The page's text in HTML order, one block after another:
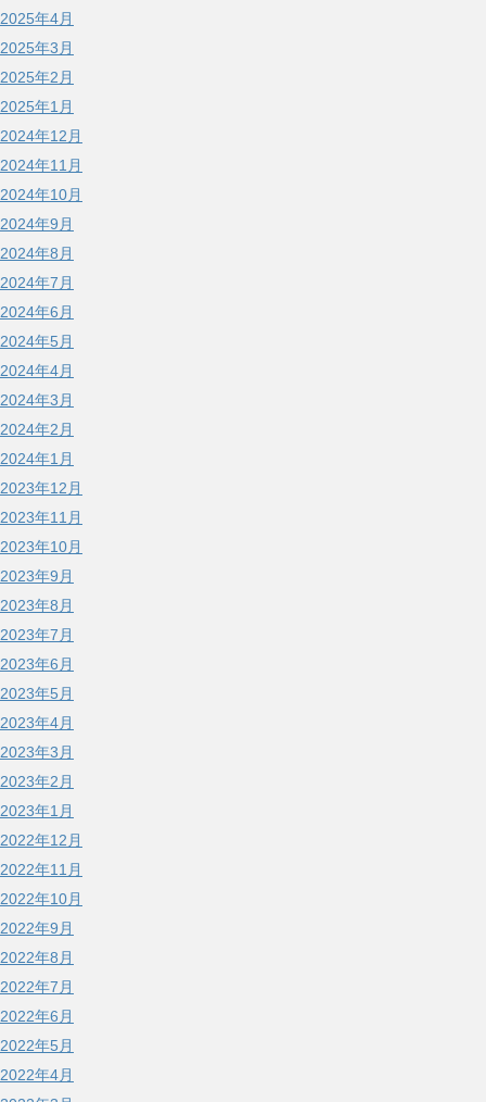
2025年4月
2025年3月
2025年2月
2025年1月
2024年12月
2024年11月
2024年10月
2024年9月
2024年8月
2024年7月
2024年6月
2024年5月
2024年4月
2024年3月
2024年2月
2024年1月
2023年12月
2023年11月
2023年10月
2023年9月
2023年8月
2023年7月
2023年6月
2023年5月
2023年4月
2023年3月
2023年2月
2023年1月
2022年12月
2022年11月
2022年10月
2022年9月
2022年8月
2022年7月
2022年6月
2022年5月
2022年4月